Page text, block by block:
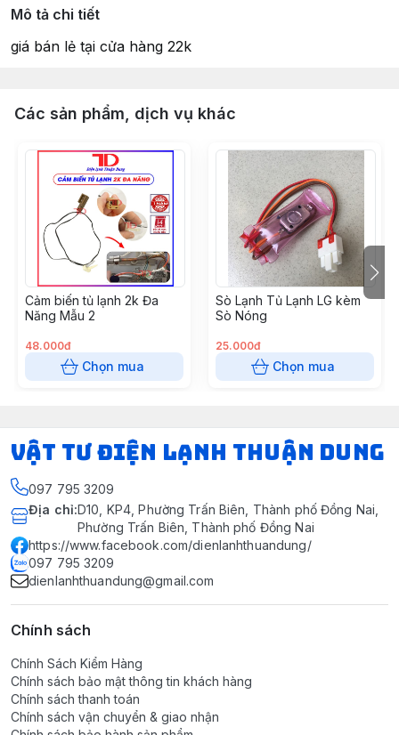
Mô tả chi tiết
giá bán lẻ tại cửa hàng 22k
Các sản phẩm, dịch vụ khác
Cảm biến tủ lạnh 2k Đa
Năng Mẫu 2
48.000đ
Chọn mua
Sò Lạnh Tủ Lạnh LG kèm
Sò Nóng
25.000đ
Chọn mua
VẬT TƯ ĐIỆN LẠNH THUẬN DUNG
097 795 3209
Địa chỉ:D10, KP4, Phường Trấn Biên, Thành phố Đồng Nai,
Phường Trấn Biên, Thành phố Đồng Nai
https://www.facebook.com/dienlanhthuandung/
097 795 3209
dienlanhthuandung@gmail.com
Chính sách
Chính Sách Kiểm Hàng
Chính sách bảo mật thông tin khách hàng
Chính sách thanh toán
Chính sách vận chuyển & giao nhận